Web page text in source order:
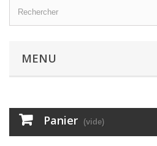
MENU
Panier (vide)